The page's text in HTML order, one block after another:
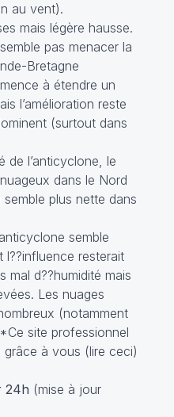
au vent).
mais légère hausse.
pas menacer la
Bretagne
à étendre un
l’amélioration reste
(surtout dans
de l’anticyclone, le
dans le Nord
semble plus nette dans
semble
l??influence resterait
mal d??humidité mais
Les nuages
(notamment
site professionnel
grâce à vous (lire ceci)
24h (mise à jour